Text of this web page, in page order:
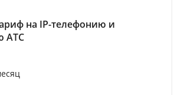
на IP-телефонию и
АТС